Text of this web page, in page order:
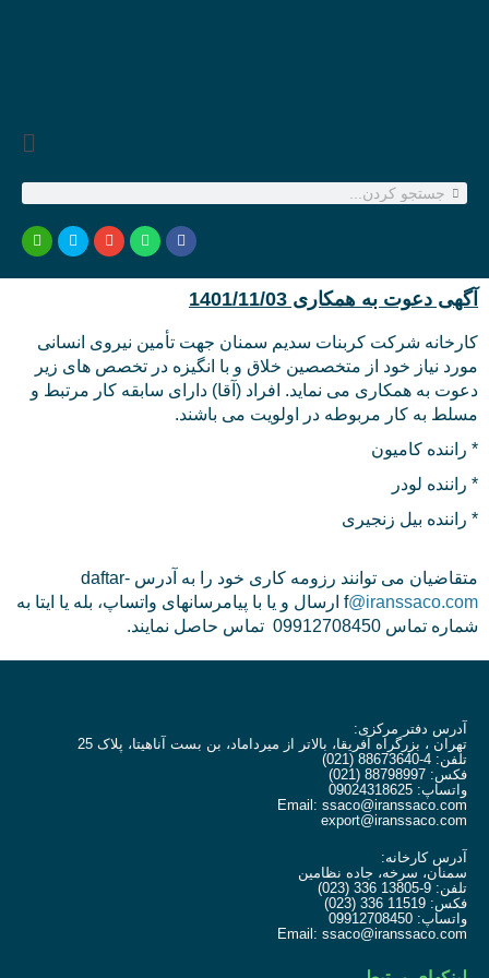
آگهی دعوت به همکاری 1401/11/03
کارخانه شرکت کربنات سدیم سمنان جهت تأمین نیروی انسانی
مورد نیاز خود از متخصصین خلاق و با انگیزه در تخصص های زیر
دعوت به همکاری می نماید. افراد (آقا) دارای سابقه کار مرتبط و
مسلط به کار مربوطه در اولویت می باشند.
* راننده کامیون
* راننده لودر
* راننده بیل زنجیری
متقاضیان می توانند رزومه کاری خود را به آدرس daftar-
f@iranssaco.com
ارسال و یا با پیامرسانهای واتساپ، بله یا ایتا به
شماره تماس 09912708450 تماس حاصل نمایند.
آدرس دفتر مرکزی:
تهران ، بزرگراه آفریقا، بالاتر از میرداماد، بن بست آناهیتا، پلاک 25
تلفن: 4-88673640 (021)
فکس: 88798997 (021)
واتساپ: 09024318625
Email: ssaco@iranssaco.com
export@iranssaco.com
آدرس کارخانه:
سمنان، سرخه، جاده نظامین
تلفن: 9-13805 336 (023)
فکس: 11519 336 (023)
واتساپ: 09912708450
Email: ssaco@iranssaco.com